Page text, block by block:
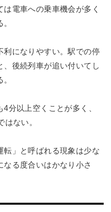
電車への乗車機会が多く
利になりやすい。駅での停
後続列車が追い付いてし
分以上空くことが多く、
ない。
転」と呼ばれる現象は少な
なる度合いはかなり小さ